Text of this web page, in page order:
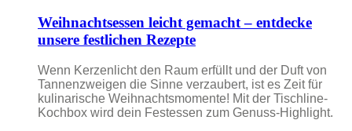
Weihnachtsessen leicht gemacht – entdecke
unsere festlichen Rezepte
Wenn Kerzenlicht den Raum erfüllt und der Duft von
Tannenzweigen die Sinne verzaubert, ist es Zeit für
kulinarische Weihnachtsmomente! Mit der Tischline-
Kochbox wird dein Festessen zum Genuss-Highlight.